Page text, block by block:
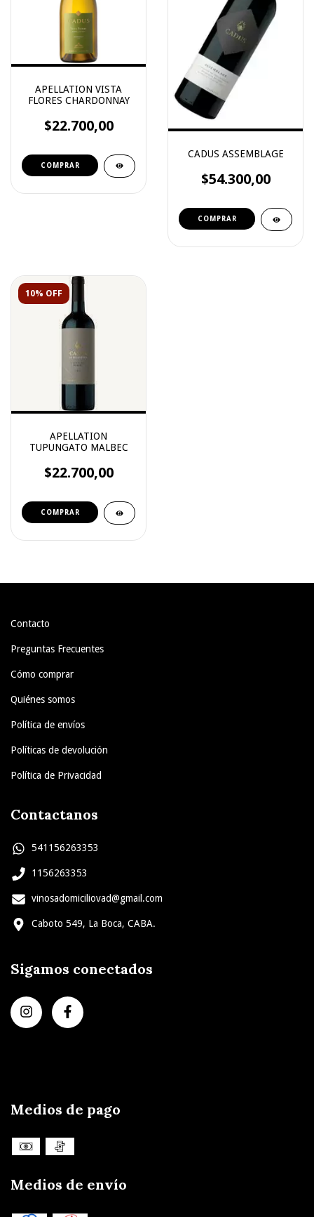
APELLATION VISTA
FLORES CHARDONNAY
$22.700,00
CADUS ASSEMBLAGE
$54.300,00
10% OFF
APELLATION
TUPUNGATO MALBEC
$22.700,00
Contacto
Preguntas Frecuentes
Cómo comprar
Quiénes somos
Política de envíos
Políticas de devolución
Política de Privacidad
Contactanos
541156263353
1156263353
vinosadomiciliovad@gmail.com
Caboto 549, La Boca, CABA.
Sigamos conectados
Medios de pago
Medios de envío